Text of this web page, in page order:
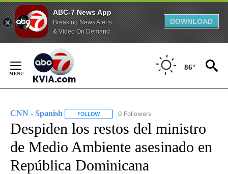
ABC-7 News App
Breaking News Alerts
& Video On Demand
DOWNLOAD
Content
86°
CNN - Spanish FOLLOW FOLLOW "CNN - SPANISH" TO RECEIVE
0 Followers
Despiden los restos del ministro
de Medio Ambiente asesinado en
República Dominicana